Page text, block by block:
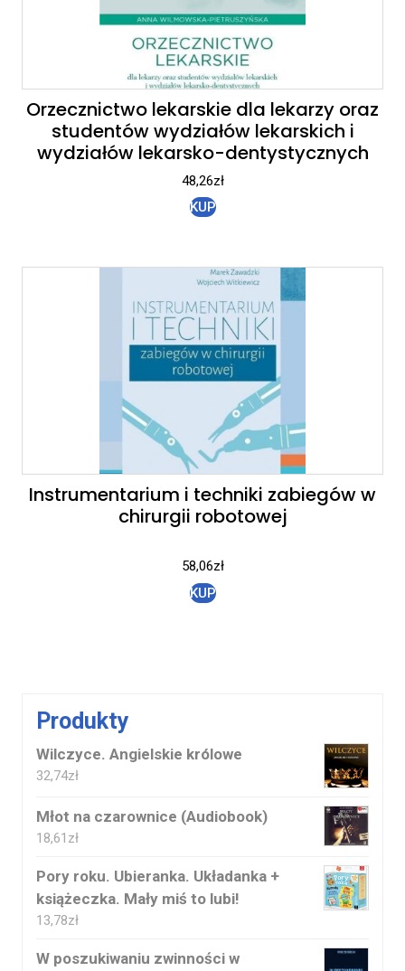
Orzecznictwo lekarskie dla lekarzy oraz
studentów wydziałów lekarskich i
wydziałów lekarsko-dentystycznych
48,26zł
KUP
Instrumentarium i techniki zabiegów w
chirurgii robotowej
58,06zł
KUP
Produkty
Wilczyce. Angielskie królowe
32,74zł
Młot na czarownice (Audiobook)
18,61 zł
Pory roku. Ubieranka. Układanka +
książeczka. Mały miś to lubi!
13,78zł
W poszukiwaniu zwinności w